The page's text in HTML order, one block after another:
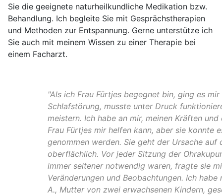
Sie die geeignete naturheilkundliche Medikation bzw.
Behandlung. Ich begleite Sie mit Gesprächstherapien
und Methoden zur Entspannung. Gerne unterstütze ich
Sie auch mit meinem Wissen zu einer Therapie bei
einem Facharzt.
"Als ich Frau Fürtjes begegnet bin, ging es
Schlafstörung, musste unter Druck
meistern. Ich habe an mir, meinen Kräften
Frau Fürtjes mir helfen kann, aber sie konnte
genommen werden. Sie geht der Ursache
oberflächlich. Vor jeder Sitzung der
immer seltener notwendig waren, fragte sie
Veränderungen und Beobachtungen. Ich
A., Mutter von zwei erwachsenen Kindern,